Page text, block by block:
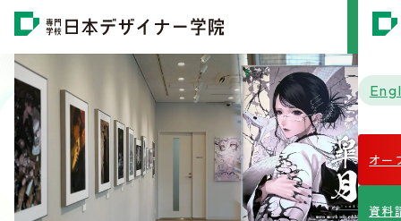
MENU
オー
資料